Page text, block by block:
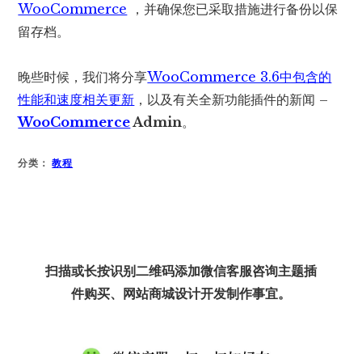
WooCommerce ，并确保您已采取措施进行备份以保
留存档。
晚些时候，我们将分享WooCommerce 3.6中包含的
性​​能和速度相关更新 ，以及有关全新功能插件的新闻 –
WooCommerceAdmin。
分类：教程
扫描或长按识别二维码添加微信客服咨询主题插
件购买、网站商城设计开发制作事宜。